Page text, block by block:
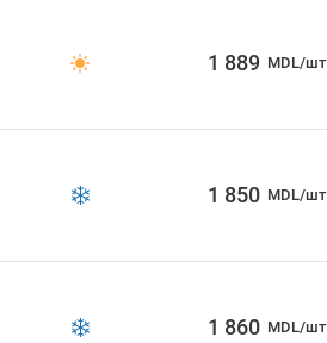
1 889 MDL/шт
1 850 MDL/шт
1 860 MDL/шт